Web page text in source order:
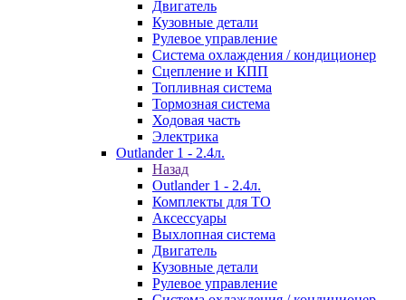
Двигатель
Кузовные детали
Рулевое управление
Система охлаждения / кондиционер
Сцепление и КПП
Топливная система
Тормозная система
Ходовая часть
Электрика
Outlander 1 - 2.4л.
Назад
Outlander 1 - 2.4л.
Комплекты для ТО
Аксессуары
Выхлопная система
Двигатель
Кузовные детали
Рулевое управление